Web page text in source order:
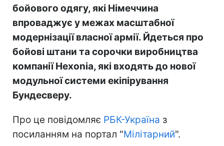
бойового одягу, які Німеччина
впроваджує у межах масштабної
модернізації власної армії. Йдеться про
бойові штани та сорочки виробництва
компанії Hexonia, які входять до нової
модульної системи екіпірування
Бундесверу.
Про це повідомляє РБК-Україна з
посиланням на портал "Мілітарний".